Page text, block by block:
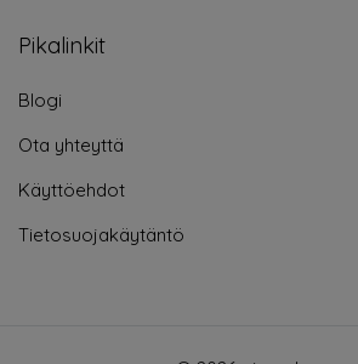
Pikalinkit
Blogi
Ota yhteyttä
Käyttöehdot
Tietosuojakäytäntö